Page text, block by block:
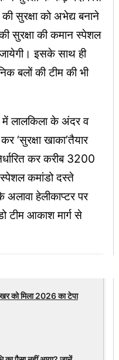
सुरक्षा को अभेद्य बनाने
सुरक्षा की कमान स्पेशल
इसके साथ ही
बलों की टीम की भी
में लालकिला के अंदर व
‘सुरक्षा खाका’तैयार
कर करीब 3200
स्पेशल कमांडो दस्ते
हेलीकाप्टर पर
टीम आकाश मार्ग से
को मिला 2026 का टेपा